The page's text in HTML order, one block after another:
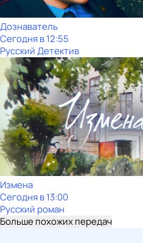
Дознаватель
Сегодня в 12:55
Русский Детектив
Измена
Сегодня в 13:00
Русский роман
Больше похожих передач